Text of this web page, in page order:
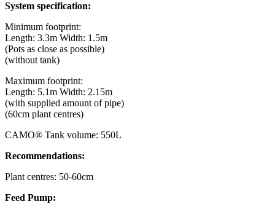
System specification:
Minimum footprint:
Length: 3.3m Width: 1.5m
(Pots as close as possible)
(without tank)
Maximum footprint:
Length: 5.1m Width: 2.15m
(with supplied amount of pipe)
(60cm plant centres)
CAMO® Tank volume: 550L
Recommendations:
Plant centres: 50-60cm
Feed Pump: